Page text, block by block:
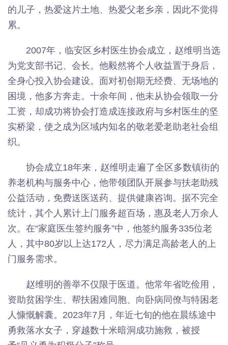
的儿子，热爱这片土地、热爱父老乡亲，因此不觉得
累。
2007年，临安区乡村医生协会成立，赵维明当选
为党支部书记、会长。他毅然将个人收益置于身后，
全身心投入协会建设。面对初创期无经费、无场地的
困境，他多方奔走。十余年间，他未从协会领取一分
工资，却成功将协会打造成连接政府与乡村医生的坚
实桥梁，使之成为区域内知名的敬老爱老助老社会组
织。
协会成立18年来，赵维明走遍了全区多数镇街的
养老机构与服务中心，他带领团队开展参与扶老助残
公益活动，免费送医送药、提供健康咨询。据不完全
统计，其个人累计上门服务超百场，惠及老人万余人
次。在“家庭医生签约服务”中，他签约服务335位老
人，其中80岁以上达172人，尽力满足高龄老人的上
门服务需求。
赵维明的善举不仅限于医道。他常年省吃俭用，
资助贫困学生、帮扶困难同胞、向卧病同僚与特困老
人慷慨解囊。2023年7月，年近七旬的他在晨练途中
勇救落水女子，穿越数十米暗洞成功施救，被授